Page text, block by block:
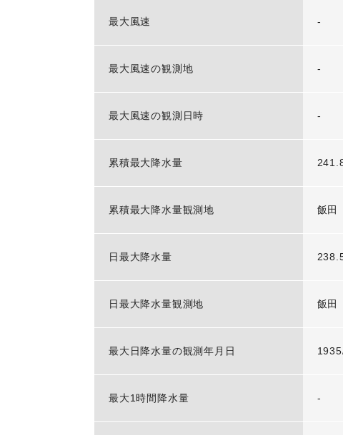
最大風速 -
最大風速の観測地 -
最大風速の観測日時 -
累積最大降水量
累積最大降水量観測地 飯田
日最大降水量
日最大降水量観測地 飯田
最大日降水量の観測年月日
最大1時間降水量 -